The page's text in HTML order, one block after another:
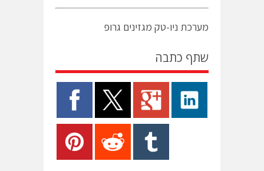
מערכת ניו-טק מגזינים גרופ
שתף כתבה